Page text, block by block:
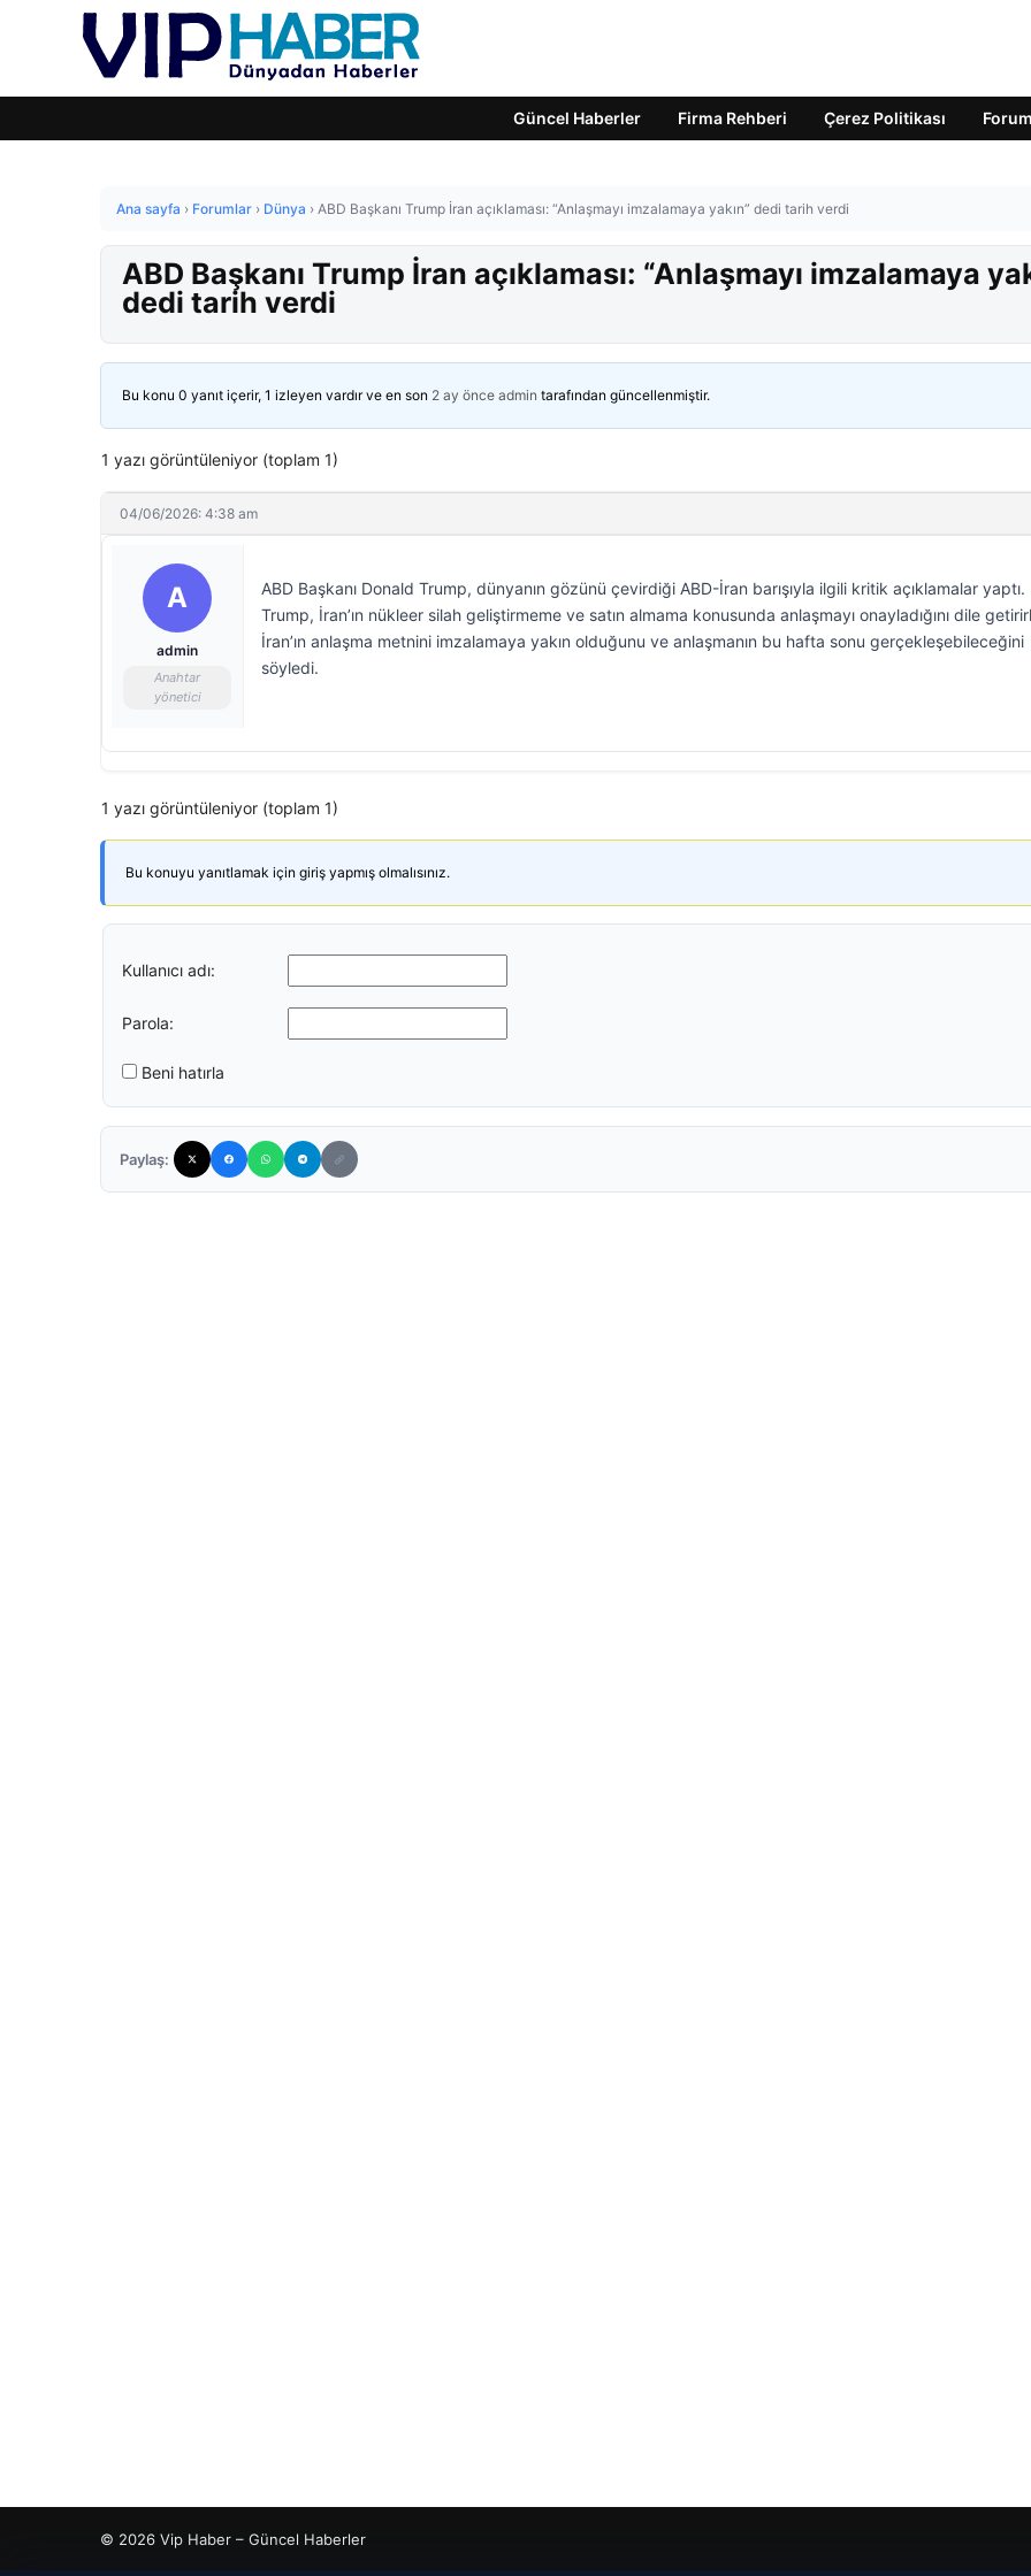
Güncel Haberler Firma Rehberi Çerez Politikası Forum
Ana sayfa › Forumlar › Dünya › ABD Başkanı Trump İran açıklaması: “Anlaşmayı imzalamaya yakın” dedi tarih verdi
ABD Başkanı Trump İran açıklaması: “Anlaşmayı imzalamaya
dedi tarih verdi
Bu konu 0 yanıt içerir, 1 izleyen vardır ve en son 2 ay önce admin tarafından güncellenmiştir.
1 yazı görüntüleniyor (toplam 1)
04/06/2026: 4:38 am
A
admin
Anahtar
yönetici
ABD Başkanı Donald Trump, dünyanın gözünü çevirdiği ABD-İran barışıyla ilgili kritik açıklamalar yaptı.
Trump, İran’ın nükleer silah geliştirmeme ve satın almama konusunda anlaşmayı onayladığını dile
İran’ın anlaşma metnini imzalamaya yakın olduğunu ve anlaşmanın bu hafta sonu gerçekleşebileceğini
söyledi.
1 yazı görüntüleniyor (toplam 1)
Bu konuyu yanıtlamak için giriş yapmış olmalısınız.
Kullanıcı adı:
Parola:
Beni hatırla
Paylaş:
© 2026 Vip Haber – Güncel Haberler